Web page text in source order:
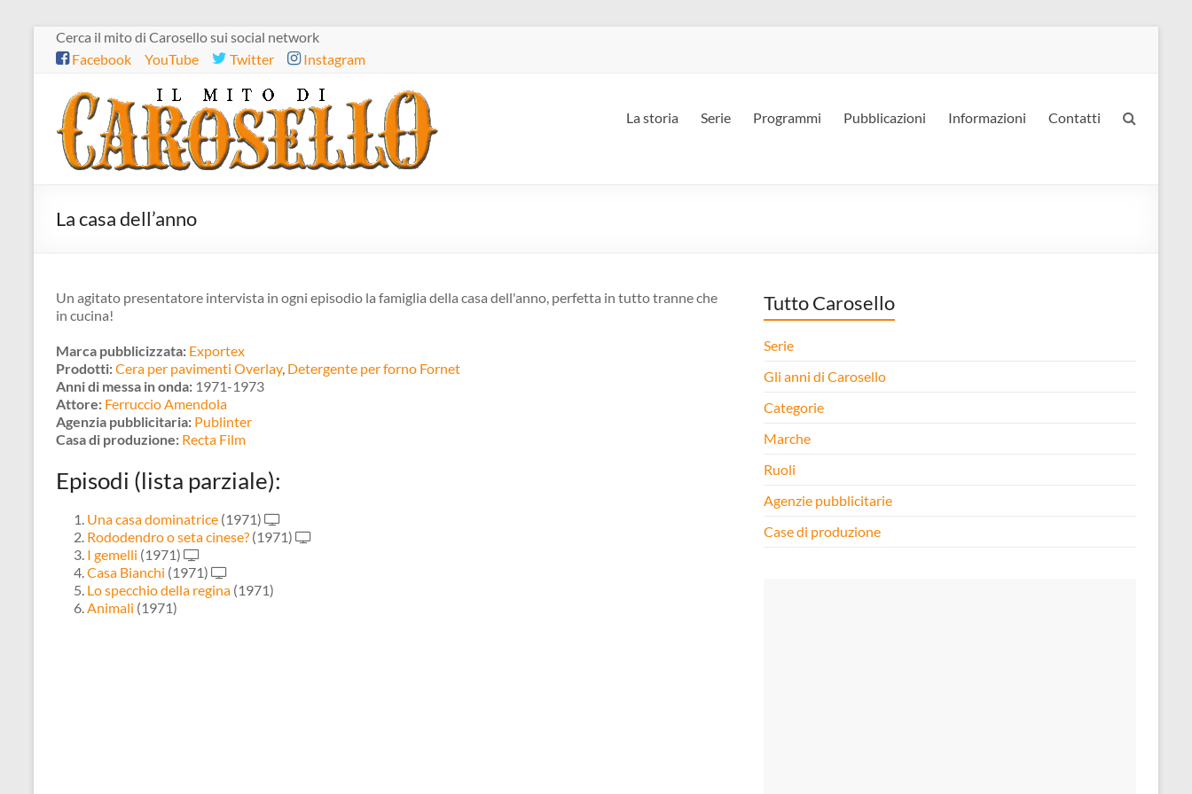
Salta
contenuto
Cerca il mito di Carosello sui social network
Facebook
YouTube Twitter Instagram
Il
mito
di
Carosello
La storia Serie Programmi Pubblicazioni Informazioni Contatti
La casa dell’anno
Un agitato presentatore intervista in ogni episodio la famiglia della casa dell'anno, perfetta in tutto tranne che
in cucina!
Marca pubblicizzata: Exportex
Prodotti:Cera per pavimenti Overlay, Detergente per forno Fornet
Anni di messa in onda: 1971-1973
Attore: Ferruccio Amendola
Agenzia pubblicitaria: Publinter
Casa di produzione: Recta Film
Episodi (lista parziale):
Una casa dominatrice (1971)
Rododendro o seta cinese? (1971)
I gemelli (1971)
Casa Bianchi (1971)
Lo specchio della regina (1971)
Animali (1971)
Tutto Carosello
Serie
Gli anni di Carosello
Categorie
Marche
Ruoli
Agenzie pubblicitarie
Case di produzione